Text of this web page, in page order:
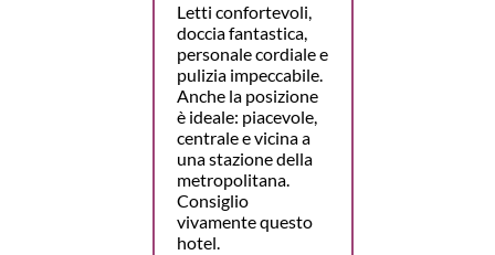
Letti confortevoli,
doccia fantastica,
personale cordiale e
pulizia impeccabile.
Anche la posizione
è ideale: piacevole,
centrale e vicina a
una stazione della
metropolitana.
Consiglio
vivamente questo
hotel.